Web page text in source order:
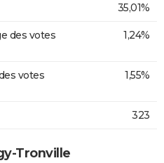
35,01%
des votes
1,24%
votes
1,55%
323
Tronville